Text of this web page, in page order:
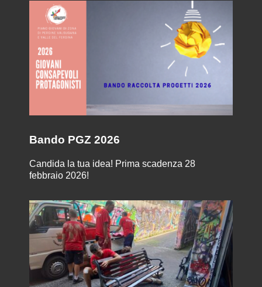
Bando PGZ 2026
Candida la tua idea! Prima scadenza 28
febbraio 2026!